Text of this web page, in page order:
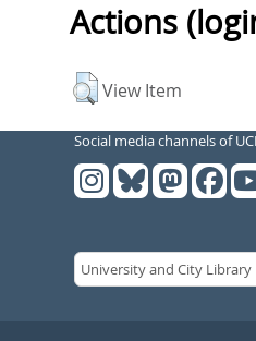
Actions
View Item
Social media channels of